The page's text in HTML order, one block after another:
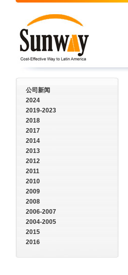
公司新闻
2024
2019-2023
2018
2017
2014
2013
2012
2011
2010
2009
2008
2006-2007
2004-2005
2015
2016